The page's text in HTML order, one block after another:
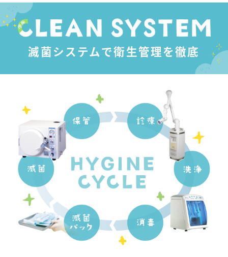
滅菌システムで衛生管理を徹底